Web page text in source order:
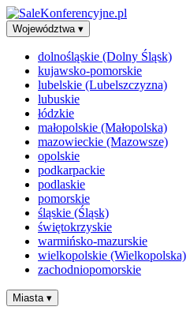
Województwa ▾
dolnośląskie (Dolny Śląsk)
kujawsko-pomorskie
lubelskie (Lubelszczyzna)
lubuskie
łódzkie
małopolskie (Małopolska)
mazowieckie (Mazowsze)
opolskie
podkarpackie
podlaskie
pomorskie
śląskie (Śląsk)
świętokrzyskie
warmińsko-mazurskie
wielkopolskie (Wielkopolska)
zachodniopomorskie
Miasta ▾